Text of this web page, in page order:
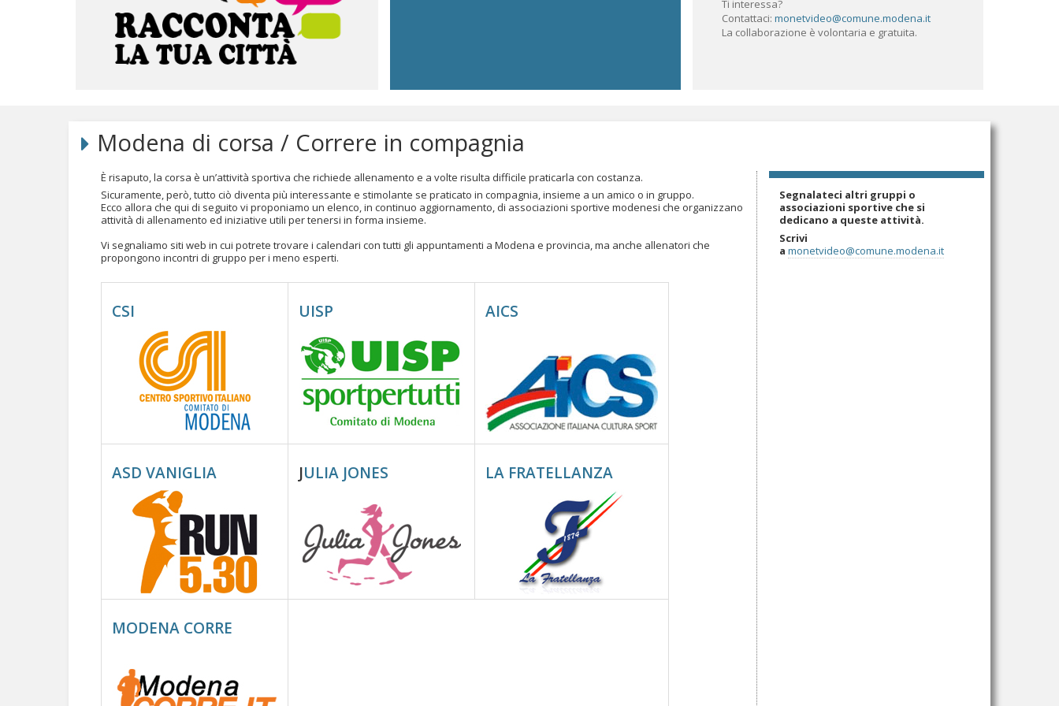
Ti interessa?
Contattaci: monetvideo@comune.modena.it
La collaborazione è volontaria e gratuita.
Salta
navigazione
Modena di corsa / Correre in compagnia
È risaputo, la corsa è un’attività sportiva che richiede allenamento e a volte risulta difficile praticarla con costanza.
Sicuramente, però, tutto ciò diventa più interessante e stimolante se praticato in compagnia, insieme a un amico o in gruppo.
Ecco allora che qui di seguito vi proponiamo un elenco, in continuo aggiornamento, di associazioni sportive modenesi che organizzano
attività di allenamento ed iniziative utili per tenersi in forma insieme.
Vi segnaliamo siti web in cui potrete trovare i calendari con tutti gli appuntamenti a Modena e provincia, ma anche allenatori che
propongono incontri di gruppo per i meno esperti.
CSI UISP AICS
ASD VANIGLIA JULIA JONES LA FRATELLANZA
MODENA CORRE
Segnalateci altri gruppi o
associazioni sportive che si
dedicano a queste attività.
Scrivi
a monetvideo@comune.modena.it